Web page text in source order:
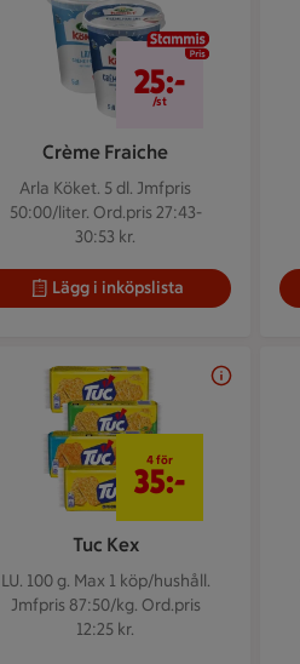
Crème Fraiche
Arla Köket. 5 dl. Jmfpris
50:00/liter. Ord.pris 27:43-
30:53 kr.
25 kr/st
25:-
/st
Lägg i inköpslista
Tuc Kex
LU. 100 g. Max 1 köp/hushåll.
Jmfpris 87:50/kg. Ord.pris
12:25 kr.
4 för
35:-